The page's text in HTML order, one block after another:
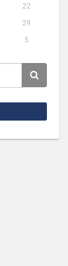
22
29
5